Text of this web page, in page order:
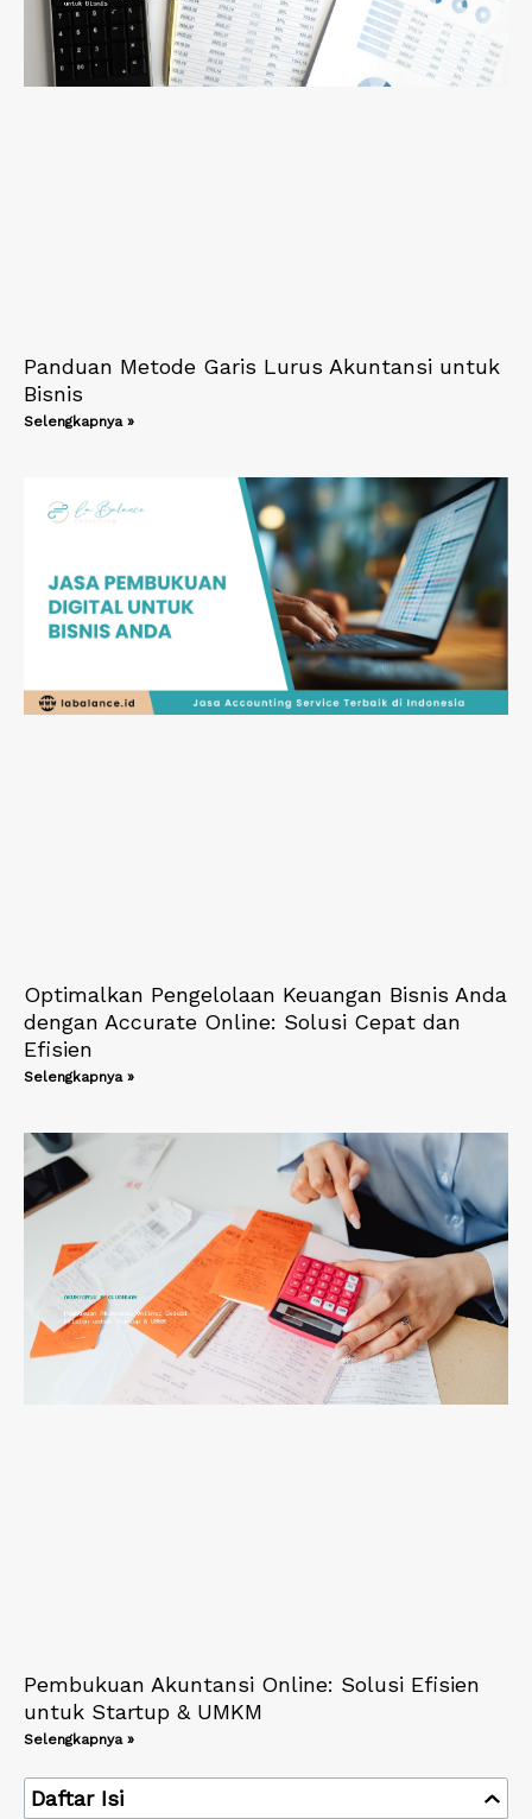
Panduan Metode Garis Lurus Akuntansi untuk
Bisnis
Selengkapnya »
Optimalkan Pengelolaan Keuangan Bisnis Anda
dengan Accurate Online: Solusi Cepat dan
Efisien
Selengkapnya »
Pembukuan Akuntansi Online: Solusi Efisien
untuk Startup & UMKM
Selengkapnya »
Daftar Isi